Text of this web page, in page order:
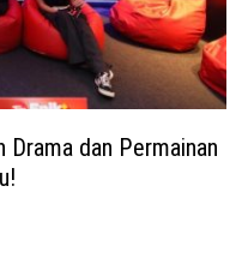
Drama dan Permainan